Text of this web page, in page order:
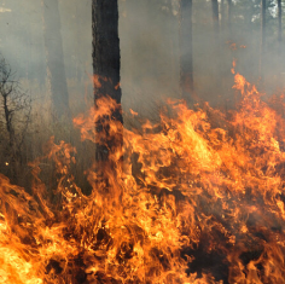
Landsbygd
Livsstil & konsumtion
Mat & jordbruk
Skog
Social hållbarhet
1492 ARTIKLAR
Klimat
252 ARTIKLAR
Landsbygd
939 ARTIKLAR
Livsstil & konsumtion